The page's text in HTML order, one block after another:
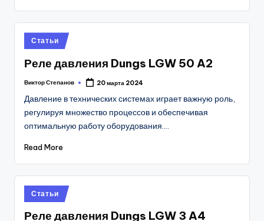
Posted
in
Статьи
Реле давления Dungs LGW 50 A2
Posted
Виктор Степанов 20 марта 2024
Давление в технических системах играет важную роль,
регулируя множество процессов и обеспечивая
оптимальную работу оборудования.…
Read More
Posted
in
Статьи
Реле давления Dungs LGW 3 A4